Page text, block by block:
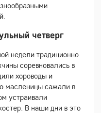
четверг
недели традиционно
соревновались в
хороводы и
масленицы сажали в
устраивали
В наши дни в это